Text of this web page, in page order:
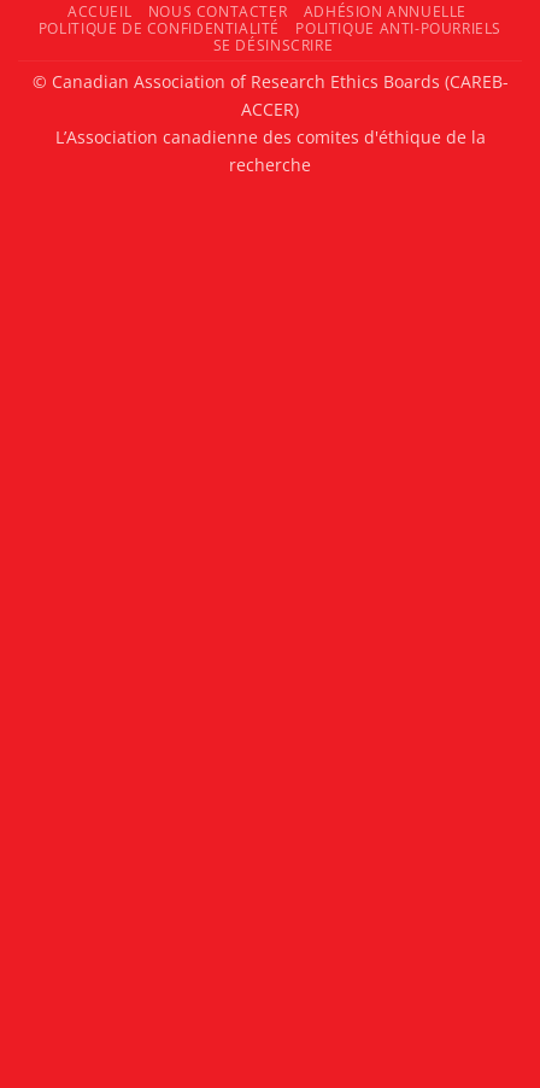
ACCUEIL NOUS CONTACTER
ADHÉSION ANNUELLE
POLITIQUE DE CONFIDENTIALITÉ
POLITIQUE ANTI-POURRIELS
SE DÉSINSCRIRE
© Canadian Association of Research Ethics Boards (CAREB-
ACCER)
L’Association canadienne des comites d'éthique de la
recherche